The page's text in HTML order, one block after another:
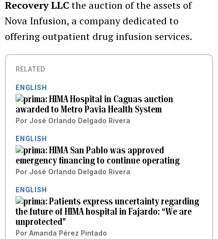
Recovery LLC the auction of the assets of
Nova Infusion, a company dedicated to
offering outpatient drug infusion services.
RELATED
ENGLISH
HIMA Hospital in Caguas auction
awarded to Metro Pavia Health System
Por José Orlando Delgado Rivera
ENGLISH
HIMA San Pablo was approved
emergency financing to continue operating
Por José Orlando Delgado Rivera
ENGLISH
Patients express uncertainty regarding
the future of HIMA hospital in Fajardo: “We are
unprotected”
Por Amanda Pérez Pintado